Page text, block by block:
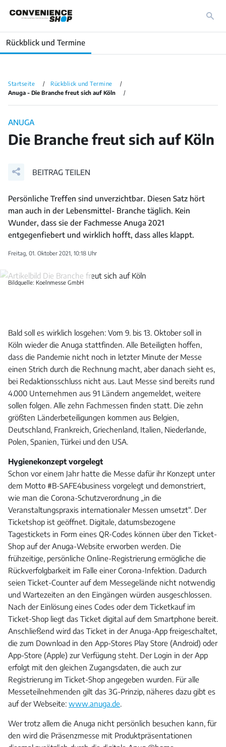
Rückblick und Termine
Startseite
Rückblick und Termine
Anuga - Die Branche freut sich auf Köln
ANUGA
Die Branche freut sich auf Köln
BEITRAG TEILEN
Persönliche Treffen sind unverzichtbar. Diesen Satz hört
man auch in der Lebensmittel- Branche täglich. Kein
Wunder, dass sie der Fachmesse Anuga 2021
entgegenfiebert und wirklich hofft, dass alles klappt.
Freitag, 01. Oktober 2021, 10:18 Uhr
Bildquelle: Koelnmesse GmbH
Bald soll es wirklich losgehen: Vom 9. bis 13. Oktober soll in
Köln wieder die Anuga stattfinden. Alle Beteiligten hoffen,
dass die Pandemie nicht noch in letzter Minute der Messe
einen Strich durch die Rechnung macht, aber danach sieht es,
bei Redaktionsschluss nicht aus. Laut Messe sind bereits rund
4.000 Unternehmen aus 91 Ländern angemeldet, weitere
sollen folgen. Alle zehn Fachmessen finden statt. Die zehn
größten Länderbeteiligungen kommen aus Belgien,
Deutschland, Frankreich, Griechenland, Italien, Niederlande,
Polen, Spanien, Türkei und den USA.
Hygienekonzept vorgelegt
Schon vor einem Jahr hatte die Messe dafür ihr Konzept unter
dem Motto #B-SAFE4business vorgelegt und demonstriert,
wie man die Corona-Schutzverordnung „in die
Veranstaltungspraxis internationaler Messen umsetzt“. Der
Ticketshop ist geöffnet. Digitale, datumsbezogene
Tagestickets in Form eines QR-Codes können über den Ticket-
Shop auf der Anuga-Website erworben werden. Die
frühzeitige, persönliche Online-Registrierung ermögliche die
Rückverfolgbarkeit im Falle einer Corona-Infektion. Dadurch
seien Ticket-Counter auf dem Messegelände nicht notwendig
und Wartezeiten an den Eingängen würden ausgeschlossen.
Nach der Einlösung eines Codes oder dem Ticketkauf im
Ticket-Shop liegt das Ticket digital auf dem Smartphone bereit.
Anschließend wird das Ticket in der Anuga-App freigeschaltet,
die zum Download in den App-Stores Play Store (Android) oder
App-Store (Apple) zur Verfügung steht. Der Login in der App
erfolgt mit den gleichen Zugangsdaten, die auch zur
Registrierung im Ticket-Shop angegeben wurden. Für alle
Messeteilnehmenden gilt das 3G-Prinzip, näheres dazu gibt es
auf der Webseite: www.anuga.de.
Wer trotz allem die Anuga nicht persönlich besuchen kann, für
den wird die Präsenzmesse mit Produktpräsentationen